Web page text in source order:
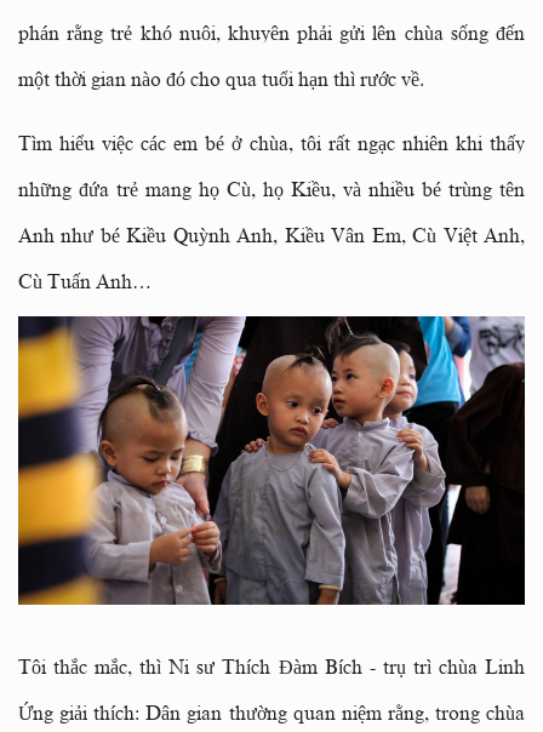
phán rằng trẻ khó nuôi, khuyên phải gửi lên chùa sống đến
một thời gian nào đó cho qua tuổi hạn thì rước về.
Tìm hiểu việc các em bé ở chùa, tôi rất ngạc nhiên khi thấy
những đứa trẻ mang họ Cù, họ Kiều, và nhiều bé trùng tên
Anh như bé Kiều Quỳnh Anh, Kiều Vân Em, Cù Việt Anh,
Cù Tuấn Anh…
Tôi thắc mắc, thì Ni sư Thích Đàm Bích - trụ trì chùa Linh
Ứng giải thích: Dân gian thường quan niệm rằng, trong chùa